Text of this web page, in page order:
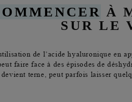
À
SUR LE
de l’acide hyaluronique en
faire face à des épisodes de
terne, peut parfois laisser